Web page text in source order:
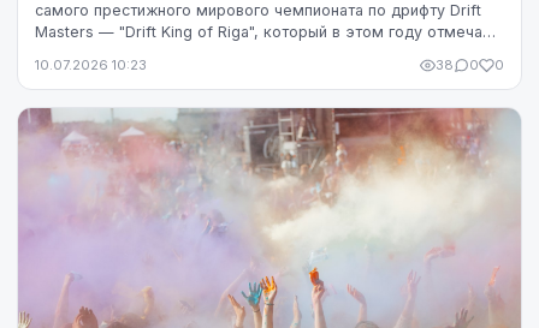
самого престижного мирового чемпионата по дрифту Drift
Masters — "Drift King of Riga", который в этом году отмечает
10.07.2026 10:23 38 0 0